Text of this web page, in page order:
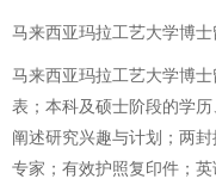
马来西亚玛拉工艺大学博
马来西亚玛拉工艺大学博
表；本科及硕士阶段的学
阐述研究兴趣与计划；两
专家；有效护照复印件；